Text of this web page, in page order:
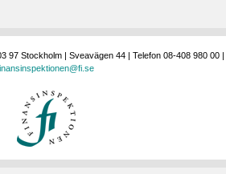
97 Stockholm | Sveavägen 44 | Telefon 08-408 980 00 |